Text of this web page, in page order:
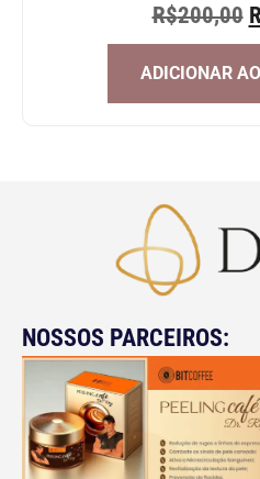
R$200,00
ADICIONAR
NOSSOS PARCEIROS: